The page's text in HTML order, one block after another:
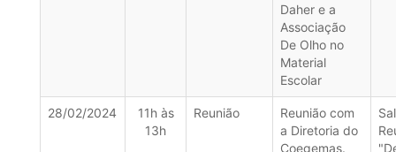
Daher e a
Associação
De Olho no
Material
Escolar
28/02/2024
11h às
13h
Reunião
Reunião com
a Diretoria do
Coegemas.